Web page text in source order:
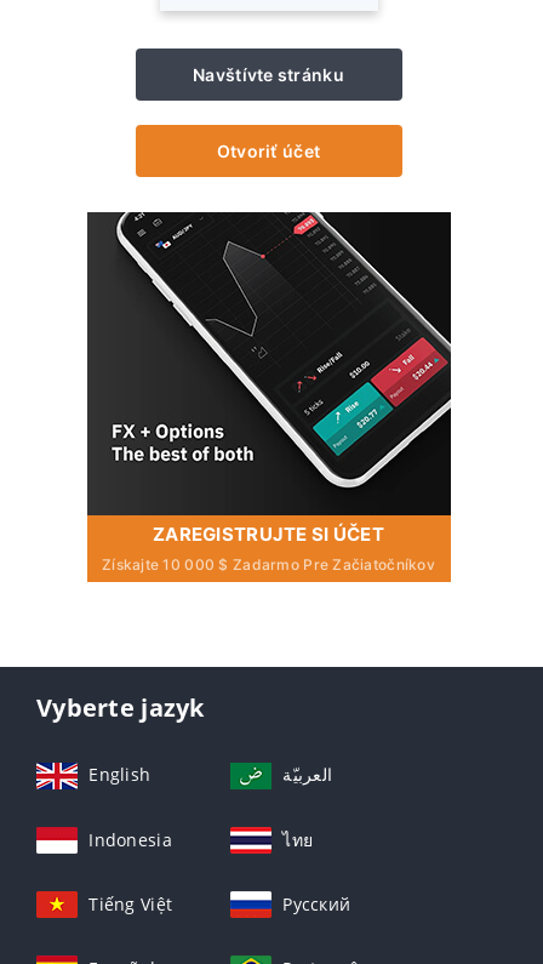
Navštívte stránku
Otvoriť účet
ZAREGISTRUJTE SI ÚČET
Získajte 10 000 $ Zadarmo Pre Začiatočníkov
Vyberte jazyk
English العربيّة
Indonesia ไทย
Tiếng Việt Русский